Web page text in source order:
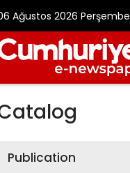
Ağustos 2026 Perşembe
Publication